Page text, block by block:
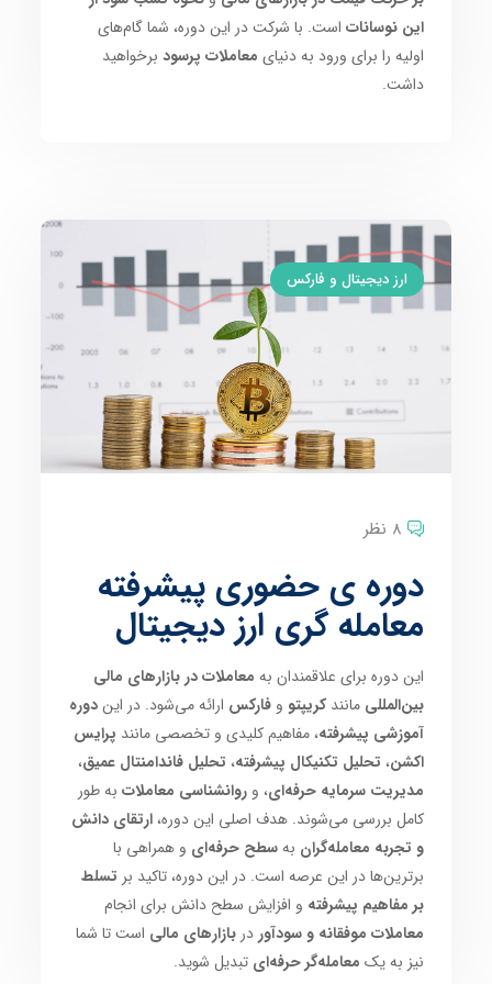
این نوسانات است. با شرکت در این دوره، شما گام‌های
اولیه را برای ورود به دنیای معاملات پرسود برخواهید
داشت.
ارز دیجیتال و فارکس
8 نظر
دوره ی حضوری پیشرفته
معامله گری ارز دیجیتال
این دوره برای علاقمندان به معاملات در بازارهای مالی
بین‌المللی مانندکریپتو وفارکس ارائه می‌شود. در ایندوره
آموزشی پیشرفته، مفاهیم کلیدی و تخصصی مانند پرایس
اکشن، تحلیل تکنیکال پیشرفته، تحلیل فاندامنتال عمیق،
مدیریت سرمایه حرفه‌ای، وروانشناسی معاملات به طور
کامل بررسی می‌شوند. هدف اصلی این دوره،ارتقای دانش
و تجربه معامله‌گران بهسطح حرفه‌ای و همراهی با
برترین‌ها در این عرصه است. در این دوره، تاکید بر تسلط
بر مفاهیم پیشرفته و افزایش سطح دانش برای انجام
معاملات موفقانه و سودآور دربازارهای مالی است تا شما
نیز به یک معامله‌گر حرفه‌ای تبدیل شوید.